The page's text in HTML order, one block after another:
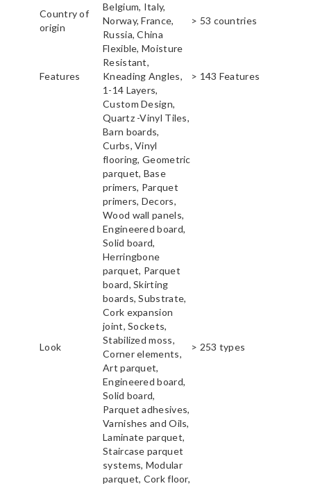
Country of
origin
Belgium, Italy,
Norway, France,
Russia, China
> 53 countries
Features
Flexible, Moisture
Resistant,
Kneading Angles,
1-14 Layers,
Custom Design,
> 143 Features
Look
Quartz -Vinyl Tiles,
Barn boards,
Curbs, Vinyl
flooring, Geometric
parquet, Base
primers, Parquet
primers, Decors,
Wood wall panels,
Engineered board,
Solid board,
Herringbone
parquet, Parquet
board, Skirting
boards, Substrate,
Cork expansion
joint, Sockets,
Stabilized moss,
Corner elements,
Art parquet,
Engineered board,
Solid board,
Parquet adhesives,
Varnishes and Oils,
Laminate parquet,
Staircase parquet
systems, Modular
parquet, Cork floor,
> 253 types